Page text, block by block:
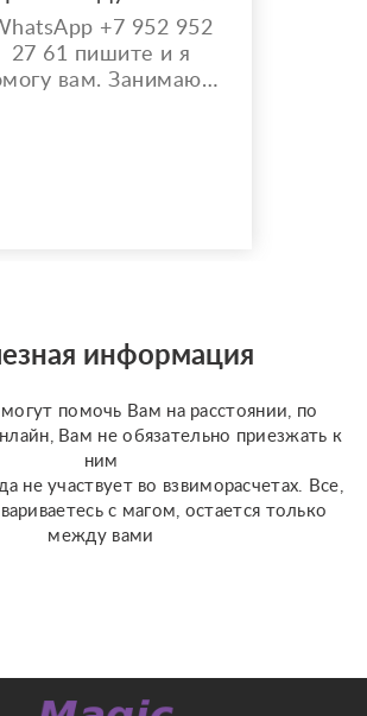
+7 952 952
27 61 пишите и я
вам. Занимаюсь
колодах Таро и
Ленорман, рунах.
информация
помочь Вам на расстоянии, по
Вам не обязательно приезжать к
ним
не участвует во взвиморасчетах. Все,
с магом, остается только
между вами